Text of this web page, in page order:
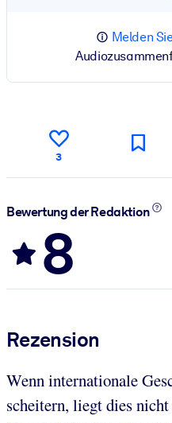
Melden
3
Bewertung der Redaktion
8
Rezension
Wenn internationale
scheitern, liegt dies